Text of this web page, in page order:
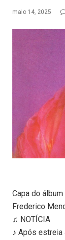
maio 14, 2025
Capa do álbum
Frederico
♫ NOTÍCIA
♪ Após estreia